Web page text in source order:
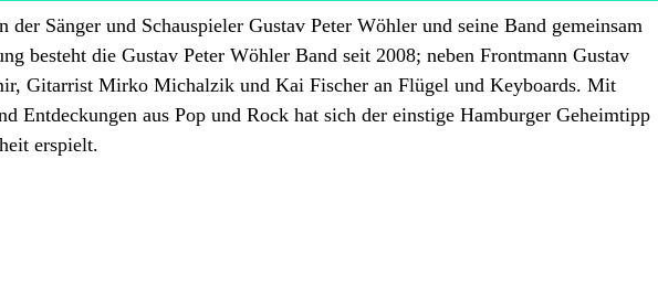
der Sänger und Schauspieler Gustav Peter Wöhler und seine Band gemeinsam
besteht die Gustav Peter Wöhler Band seit 2008; neben Frontmann Gustav
Gitarrist Mirko Michalzik und Kai Fischer an Flügel und Keyboards. Mit
Entdeckungen aus Pop und Rock hat sich der einstige Hamburger Geheimtipp
erspielt.